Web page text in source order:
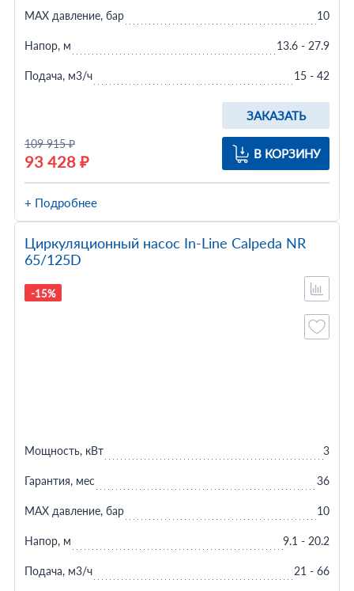
109 915 ₽
93 428 ₽
ЗАКАЗАТЬ
В КОРЗИНУ
MAX давление, бар 10
Напор, м 13.6 - 27.9
Подача, м3/ч 15 - 42
+ Подробнее
Циркуляционный насос In-Line Calpeda NR
65/125D
-15%
Мощность, кВт 3
Гарантия, мес 36
MAX давление, бар 10
Напор, м 9.1 - 20.2
Подача, м3/ч 21 - 66